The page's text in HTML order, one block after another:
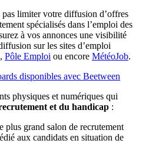
limiter votre diffusion d’offres
spécialisés dans l’emploi des
à vos annonces une visibilité
sur les sites d’emploi
, Pôle Emploi ou encore MétéoJob.
disponibles avec Beetween
physiques et numériques qui
et du handicap :
plus grand salon de recrutement
aux candidats en situation de